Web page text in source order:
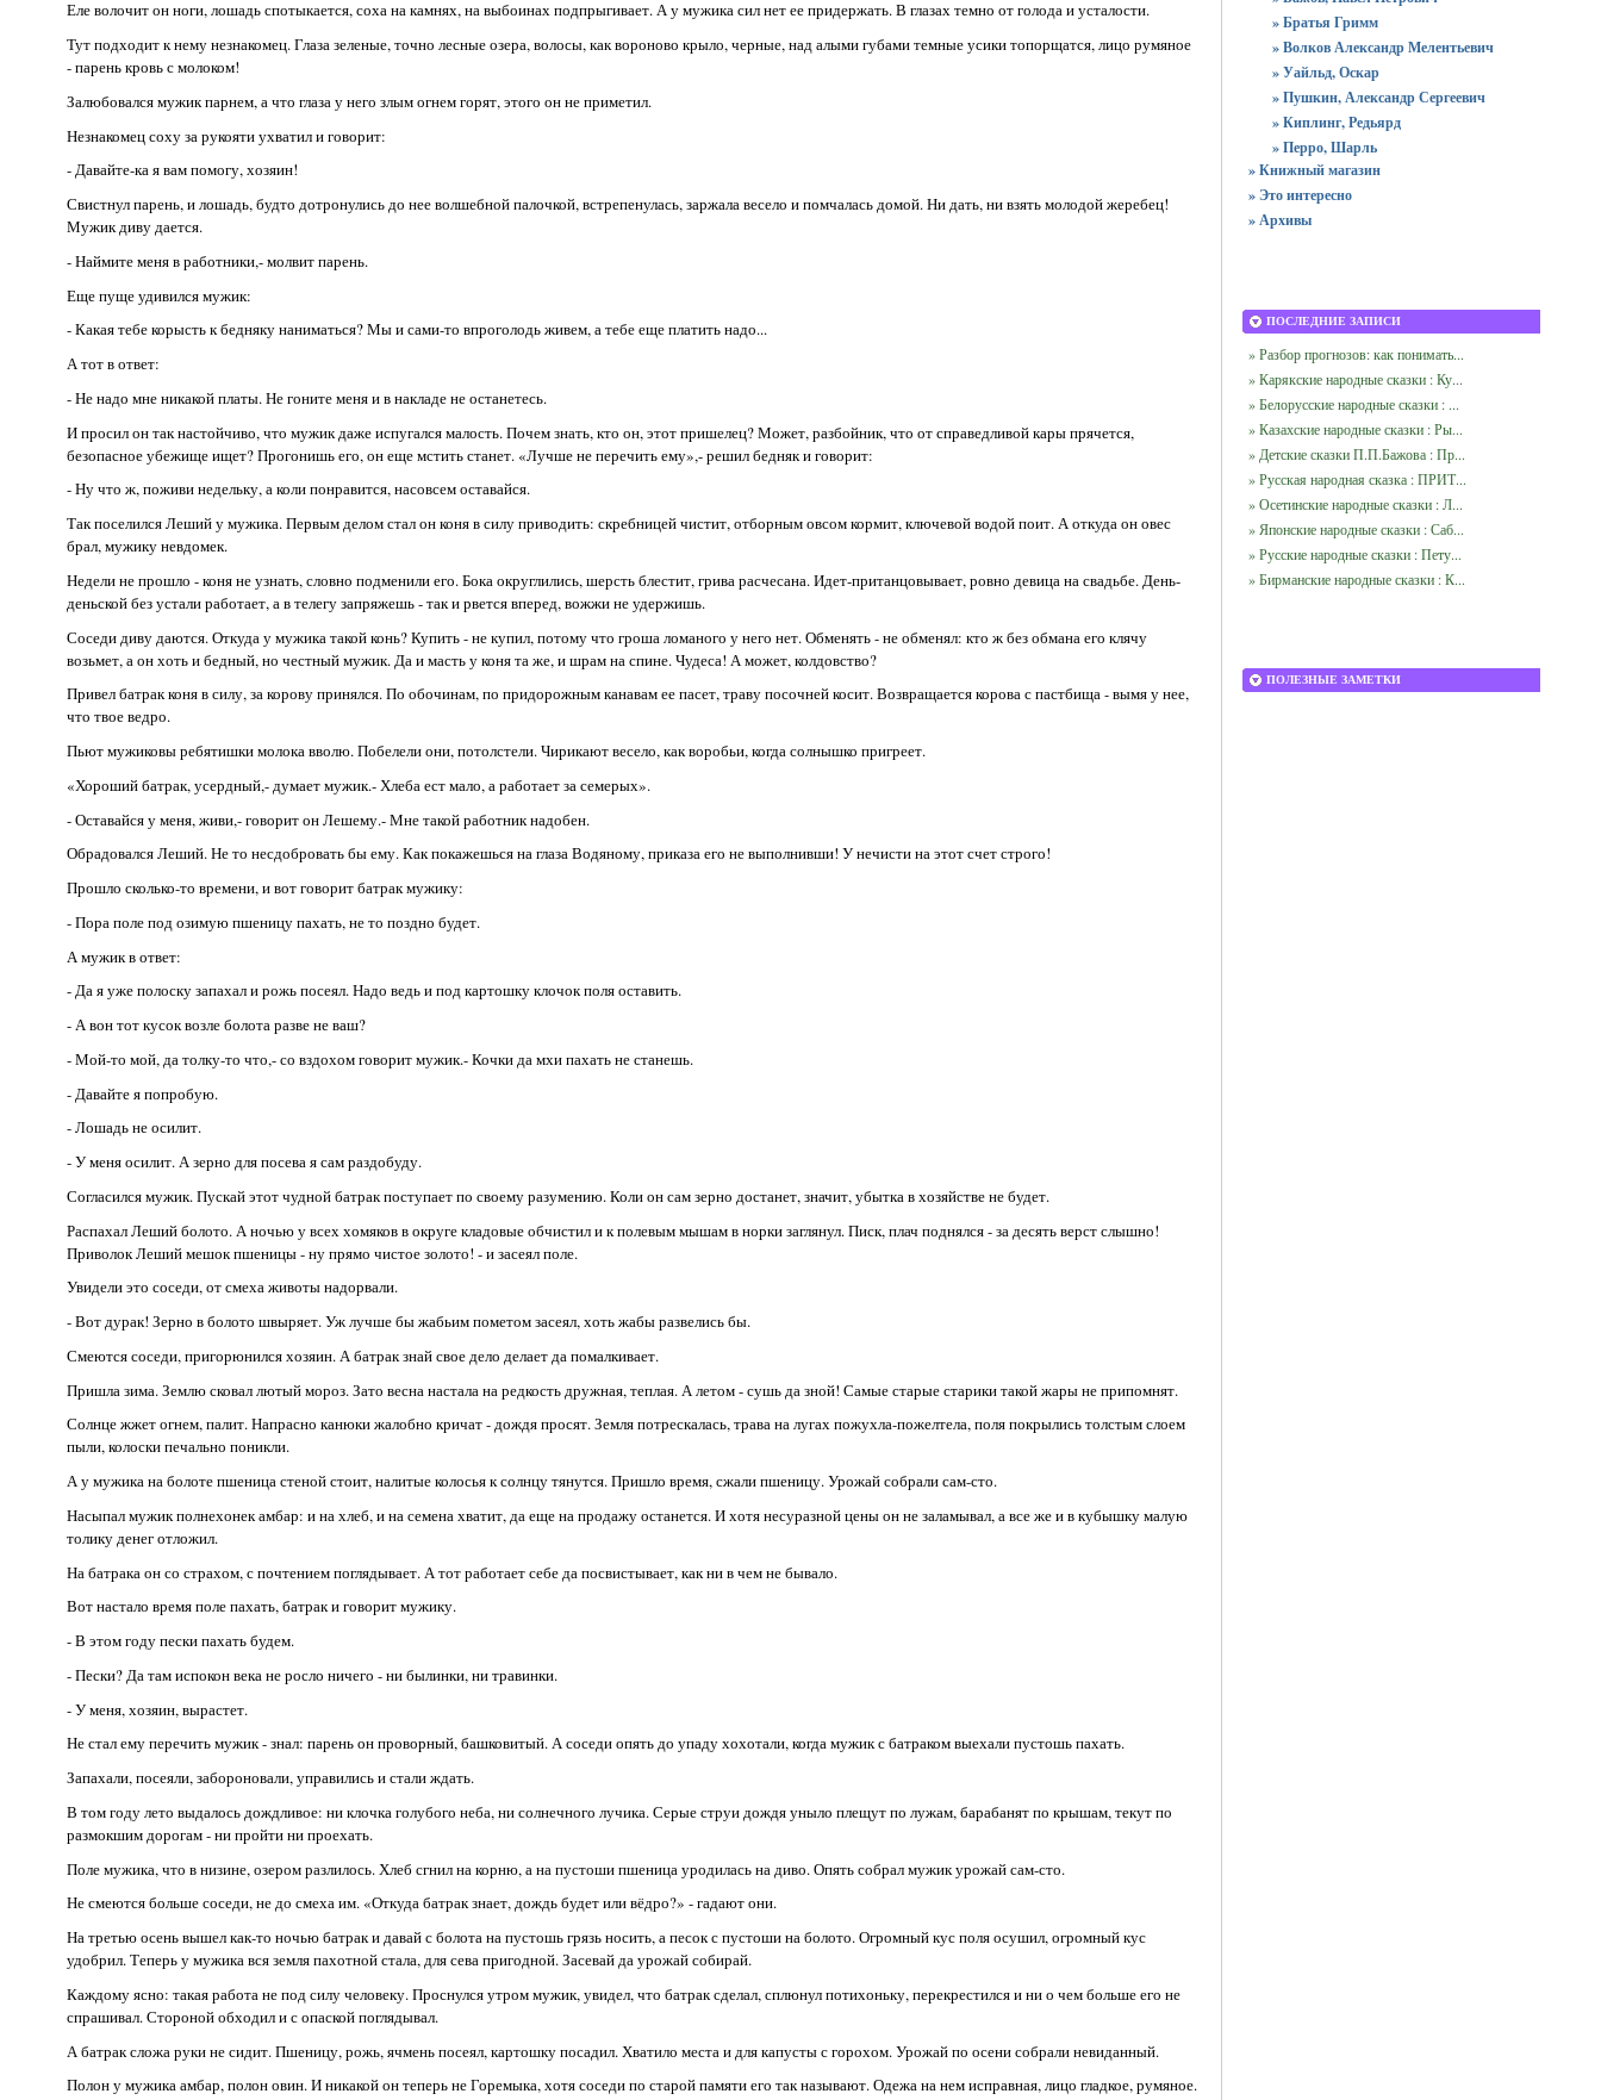
Еле волочит он ноги, лошадь спотыкается, соха на камнях, на выбоинах подпрыгивает. А у мужика сил нет ее придержать. В глазах темно от голода и усталости.
Тут подходит к нему незнакомец. Глаза зеленые, точно лесные озера, волосы, как вороново крыло, черные, над алыми губами темные усики топорщатся, лицо румяное
- парень кровь с молоком!
Залюбовался мужик парнем, а что глаза у него злым огнем горят, этого он не приметил.
Незнакомец соху за рукояти ухватил и говорит:
- Давайте-ка я вам помогу, хозяин!
Свистнул парень, и лошадь, будто дотронулись до нее волшебной палочкой, встрепенулась, заржала весело и помчалась домой. Ни дать, ни взять молодой жеребец!
Мужик диву дается.
- Наймите меня в работники,- молвит парень.
Еще пуще удивился мужик:
- Какая тебе корысть к бедняку наниматься? Мы и сами-то впроголодь живем, а тебе еще платить надо...
А тот в ответ:
- Не надо мне никакой платы. Не гоните меня и в накладе не останетесь.
И просил он так настойчиво, что мужик даже испугался малость. Почем знать, кто он, этот пришелец? Может, разбойник, что от справедливой кары прячется,
безопасное убежище ищет? Прогонишь его, он еще мстить станет. «Лучше не перечить ему»,- решил бедняк и говорит:
- Ну что ж, поживи недельку, а коли понравится, насовсем оставайся.
Так поселился Леший у мужика. Первым делом стал он коня в силу приводить: скребницей чистит, отборным овсом кормит, ключевой водой поит. А откуда он овес
брал, мужику невдомек.
Недели не прошло - коня не узнать, словно подменили его. Бока округлились, шерсть блестит, грива расчесана. Идет-пританцовывает, ровно девица на свадьбе. День-
деньской без устали работает, а в телегу запряжешь - так и рвется вперед, вожжи не удержишь.
Соседи диву даются. Откуда у мужика такой конь? Купить - не купил, потому что гроша ломаного у него нет. Обменять - не обменял: кто ж без обмана его клячу
возьмет, а он хоть и бедный, но честный мужик. Да и масть у коня та же, и шрам на спине. Чудеса! А может, колдовство?
Привел батрак коня в силу, за корову принялся. По обочинам, по придорожным канавам ее пасет, траву посочней косит. Возвращается корова с пастбища - вымя у нее,
что твое ведро.
Пьют мужиковы ребятишки молока вволю. Побелели они, потолстели. Чирикают весело, как воробьи, когда солнышко пригреет.
«Хороший батрак, усердный,- думает мужик.- Хлеба ест мало, а работает за семерых».
- Оставайся у меня, живи,- говорит он Лешему.- Мне такой работник надобен.
Обрадовался Леший. Не то несдобровать бы ему. Как покажешься на глаза Водяному, приказа его не выполнивши! У нечисти на этот счет строго!
Прошло сколько-то времени, и вот говорит батрак мужику:
- Пора поле под озимую пшеницу пахать, не то поздно будет.
А мужик в ответ:
- Да я уже полоску запахал и рожь посеял. Надо ведь и под картошку клочок поля оставить.
- А вон тот кусок возле болота разве не ваш?
- Мой-то мой, да толку-то что,- со вздохом говорит мужик.- Кочки да мхи пахать не станешь.
- Давайте я попробую.
- Лошадь не осилит.
- У меня осилит. А зерно для посева я сам раздобуду.
Согласился мужик. Пускай этот чудной батрак поступает по своему разумению. Коли он сам зерно достанет, значит, убытка в хозяйстве не будет.
Распахал Леший болото. А ночью у всех хомяков в округе кладовые обчистил и к полевым мышам в норки заглянул. Писк, плач поднялся - за десять верст слышно!
Приволок Леший мешок пшеницы - ну прямо чистое золото! - и засеял поле.
Увидели это соседи, от смеха животы надорвали.
- Вот дурак! Зерно в болото швыряет. Уж лучше бы жабьим пометом засеял, хоть жабы развелись бы.
Смеются соседи, пригорюнился хозяин. А батрак знай свое дело делает да помалкивает.
Пришла зима. Землю сковал лютый мороз. Зато весна настала на редкость дружная, теплая. А летом - сушь да зной! Самые старые старики такой жары не припомнят.
Солнце жжет огнем, палит. Напрасно канюки жалобно кричат - дождя просят. Земля потрескалась, трава на лугах пожухла-пожелтела, поля покрылись толстым слоем
пыли, колоски печально поникли.
А у мужика на болоте пшеница стеной стоит, налитые колосья к солнцу тянутся. Пришло время, сжали пшеницу. Урожай собрали сам-сто.
Насыпал мужик полнехонек амбар: и на хлеб, и на семена хватит, да еще на продажу останется. И хотя несуразной цены он не заламывал, а все же и в кубышку малую
толику денег отложил.
На батрака он со страхом, с почтением поглядывает. А тот работает себе да посвистывает, как ни в чем не бывало.
Вот настало время поле пахать, батрак и говорит мужику.
- В этом году пески пахать будем.
- Пески? Да там испокон века не росло ничего - ни былинки, ни травинки.
- У меня, хозяин, вырастет.
Не стал ему перечить мужик - знал: парень он проворный, башковитый. А соседи опять до упаду хохотали, когда мужик с батраком выехали пустошь пахать.
Запахали, посеяли, забороновали, управились и стали ждать.
В том году лето выдалось дождливое: ни клочка голубого неба, ни солнечного лучика. Серые струи дождя уныло плещут по лужам, барабанят по крышам, текут по
размокшим дорогам - ни пройти ни проехать.
Поле мужика, что в низине, озером разлилось. Хлеб сгнил на корню, а на пустоши пшеница уродилась на диво. Опять собрал мужик урожай сам-сто.
Не смеются больше соседи, не до смеха им. «Откуда батрак знает, дождь будет или вёдро?» - гадают они.
На третью осень вышел как-то ночью батрак и давай с болота на пустошь грязь носить, а песок с пустоши на болото. Огромный кус поля осушил, огромный кус
удобрил. Теперь у мужика вся земля пахотной стала, для сева пригодной. Засевай да урожай собирай.
Каждому ясно: такая работа не под силу человеку. Проснулся утром мужик, увидел, что батрак сделал, сплюнул потихоньку, перекрестился и ни о чем больше его не
спрашивал. Стороной обходил и с опаской поглядывал.
А батрак сложа руки не сидит. Пшеницу, рожь, ячмень посеял, картошку посадил. Хватило места и для капусты с горохом. Урожай по осени собрали невиданный.
Полон у мужика амбар, полон овин. И никакой он теперь не Горемыка, хотя соседи по старой памяти его так называют. Одежа на нем исправная, лицо гладкое, румяное.
» Братья Гримм
» Волков Александр Мелентьевич
» Уайльд, Оскар
» Пушкин, Александр Сергеевич
» Киплинг, Редьярд
» Перро, Шарль
» Книжный магазин
» Это интересно
» Архивы
ПОСЛЕДНИЕ ЗАПИСИ
» Разбор прогнозов: как понимать...
» Карякские народные сказки : Ку...
» Белорусские народные сказки : ...
» Казахские народные сказки : Ры...
» Детские сказки П.П.Бажова : Пр...
» Русская народная сказка : ПРИТ...
» Осетинские народные сказки : Л...
» Японские народные сказки : Саб...
» Русские народные сказки : Пету...
» Бирманские народные сказки : К...
ПОЛЕЗНЫЕ ЗАМЕТКИ